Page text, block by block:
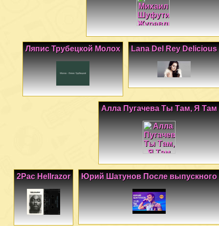
Lana Del Rey Delicious
Ляпис Трубецкой Молох
Алла Пугачева Ты Там, Я Там
Юрий Шатунов После выпускного
2Pac Hellrazor